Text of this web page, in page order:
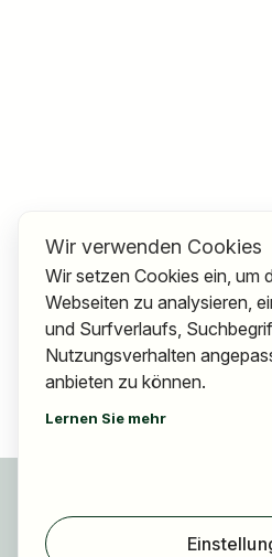
Jobs
Arbeitgeber
Wir verwenden Cookies
Wir setzen Cookies ein, um
Webseiten zu analysieren,
und Surfverlaufs,
Nutzungsverhalten
anbieten zu können.
Lernen Sie mehr